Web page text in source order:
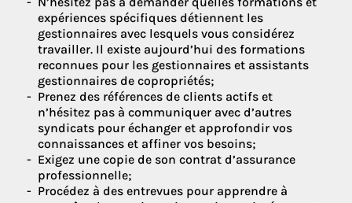
expériences spécifiques détiennent les
gestionnaires avec lesquels vous considérez
travailler. Il existe aujourd’hui des formations
reconnues pour les gestionnaires et assistants
gestionnaires de copropriétés;
Prenez des références de clients actifs et
n’hésitez pas à communiquer avec d’autres
syndicats pour échanger et approfondir vos
connaissances et affiner vos besoins;
Exigez une copie de son contrat d’assurance
professionnelle;
Procédez à des entrevues pour apprendre à